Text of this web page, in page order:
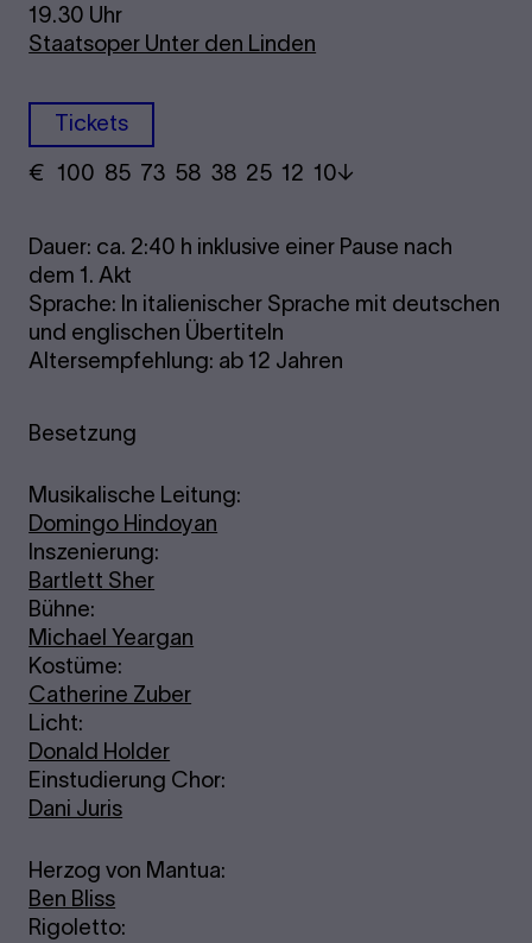
19.30 Uhr
Staatsoper Unter den Linden
Tickets
€ ​ 100 85 73​ 58 38 25​ 12 10
Dauer: ca. 2:40 h inklusive einer Pause nach
dem 1. Akt
Sprache: In italienischer Sprache mit deutschen
und englischen Übertiteln
Altersempfehlung: ab 12 Jahren
Besetzung
Musikalische Leitung:
Domingo Hindoyan
Inszenierung:
Bartlett Sher
Bühne:
Michael Yeargan
Kostüme:
Catherine Zuber
Licht:
Donald Holder
Einstudierung Chor:
Dani Juris
Herzog von Mantua:
Ben Bliss
Rigoletto: